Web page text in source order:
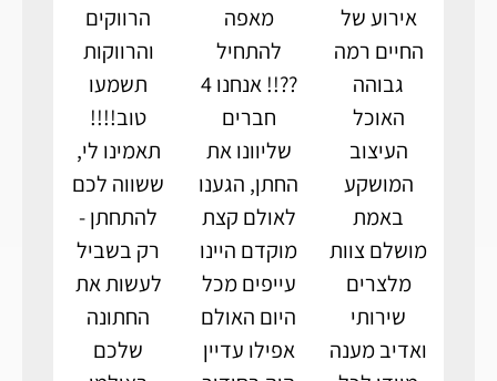
אירוע של
החיים רמה
גבוהה
האוכל
העיצוב
המושקע
באמת
מושלם צוות
מלצרים
שירותי
ואדיב מענה
מאפה
להתחיל
??!! אנחנו 4
חברים
שליוונו את
החתן, הגענו
לאולם קצת
מוקדם היינו
עייפים מכל
היום האולם
אפילו עדיין
הרווקים
והרווקות
תשמעו
טוב!!!!
תאמינו לי,
ששווה לכם
להתחתן -
רק בשביל
לעשות את
החתונה
שלכם